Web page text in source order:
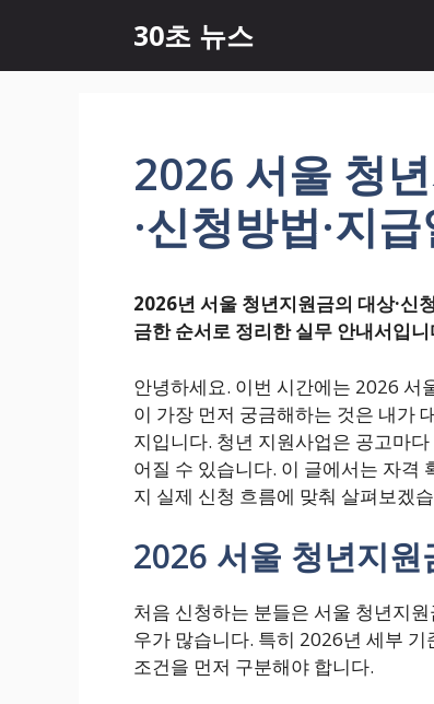
츠
30초 뉴스
2026 서울 청
·신청방법·지
2026년 서울 청년지원금의 대상·신
금한 순서로 정리한 실무 안내서입니
안녕하세요. 이번 시간에는 2026 서
이 가장 먼저 궁금해하는 것은 내가
지입니다. 청년 지원사업은 공고마
어질 수 있습니다. 이 글에서는 자격
지 실제 신청 흐름에 맞춰 살펴보겠
2026 서울 청년지
처음 신청하는 분들은 서울 청년지
우가 많습니다. 특히 2026년 세부
조건을 먼저 구분해야 합니다.